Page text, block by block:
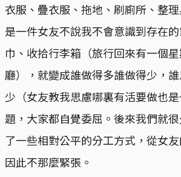
衣服、疊衣服、拖地、刷廁所、整
是一件女友不說我不會意識到存在
巾、收拾行李箱（旅行回來有一個
廳），就變成誰做得多誰做得少，
少（女友教我思慮哪裏有活要做也
題，大家都自覺委屈。後來我們就
了一些相對公平的分工方式，從女
因此不那麼緊張。